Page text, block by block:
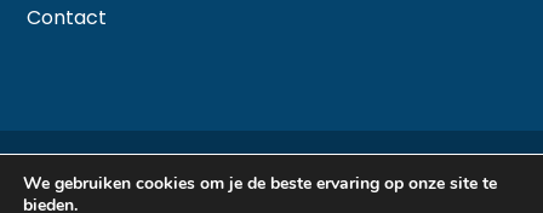
Contact
© 2026 Hiswa te Water - Mede mogelijk gemaakt
doorArimpex B.V.
We gebruiken cookies om je de beste ervaring op onze site te
bieden.